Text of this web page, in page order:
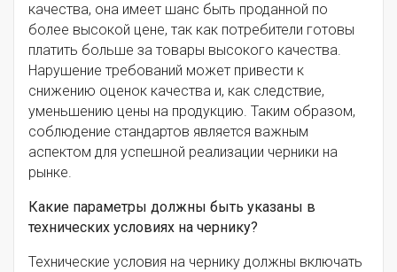
качества, она имеет шанс быть проданной по
более высокой цене, так как потребители готовы
платить больше за товары высокого качества.
Нарушение требований может привести к
снижению оценок качества и, как следствие,
уменьшению цены на продукцию. Таким образом,
соблюдение стандартов является важным
аспектом для успешной реализации черники на
рынке.
Какие параметры должны быть указаны в
технических условиях на чернику?
Технические условия на чернику должны включать